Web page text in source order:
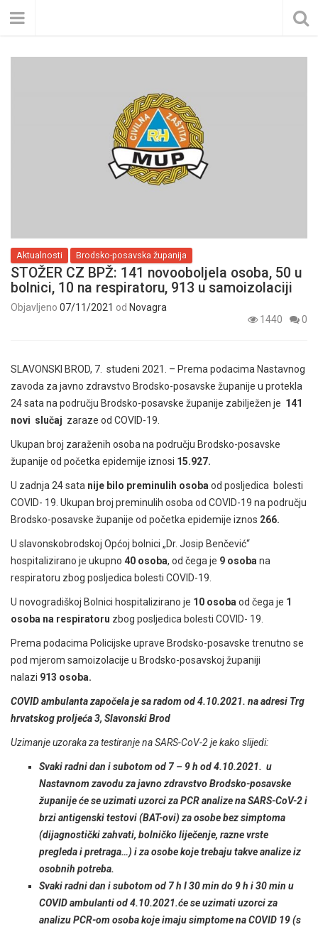
Aktualnosti Brodsko-posavska županija
STOŽER CZ BPŽ: 141 novooboljela osoba, 50 u
bolnici, 10 na respiratoru, 913 u samoizolaciji
Objavljeno 07/11/2021 od Novagra
1440
0
SLAVONSKI BROD, 7. studeni 2021. – Prema podacima Nastavnog
zavoda za javno zdravstvo Brodsko-posavske županije u protekla
24 sata na području Brodsko-posavske županije zabilježen je 141
novi slučaj zaraze od COVID-19.
Ukupan broj zaraženih osoba na području Brodsko-posavske
županije od početka epidemije iznosi 15.927.
U zadnja 24 sata nije bilo preminulih osoba od posljedica bolesti
COVID- 19. Ukupan broj preminulih osoba od COVID-19 na području
Brodsko-posavske županije od početka epidemije iznos 266.
U slavonskobrodskoj Općoj bolnici „Dr. Josip Benčević“
hospitalizirano je ukupno 40 osoba, od čega je 9 osoba na
respiratoru zbog posljedica bolesti COVID-19.
U novogradiškoj Bolnici hospitalizirano je 10 osoba od čega je 1
osoba na respiratoru zbog posljedica bolesti COVID- 19.
Prema podacima Policijske uprave Brodsko-posavske trenutno se
pod mjerom samoizolacije u Brodsko-posavskoj županiji
nalazi 913 osoba.
COVID ambulanta započela je sa radom od 4.10.2021. na adresi Trg
hrvatskog proljeća 3, Slavonski Brod
Uzimanje uzoraka za testiranje na SARS-CoV-2 je kako slijedi:
Svaki radni dan i subotom od 7 – 9 h od 4.10.2021. u
Nastavnom zavodu za javno zdravstvo Brodsko-posavske
županije će se uzimati uzorci za PCR analize na SARS-CoV-2 i
brzi antigenski testovi (BAT-ovi) za osobe bez simptoma
(dijagnostički zahvati, bolničko liječenje, razne vrste
pregleda i pretraga…) i za osobe koje trebaju takve analize iz
osobnih potreba.
Svaki radni dan i subotom od 7 h I 30 min do 9 h i 30 min u
COVID ambulanti od 4.10.2021.će se uzimati uzorci za
analizu PCR-om osoba koje imaju simptome na COVID 19 (s